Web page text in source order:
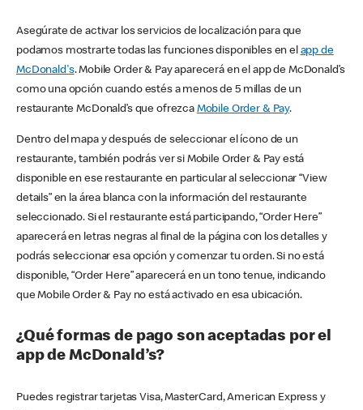
Asegúrate de activar los servicios de localización para que
podamos mostrarte todas las funciones disponibles en el app de
McDonald's. Mobile Order & Pay aparecerá en el app de McDonald’s
como una opción cuando estés a menos de 5 millas de un
restaurante McDonald’s que ofrezca Mobile Order & Pay.
Dentro del mapa y después de seleccionar el ícono de un
restaurante, también podrás ver si Mobile Order & Pay está
disponible en ese restaurante en particular al seleccionar “View
details” en la área blanca con la información del restaurante
seleccionado. Si el restaurante está participando, “Order Here”
aparecerá en letras negras al final de la página con los detalles y
podrás seleccionar esa opción y comenzar tu orden. Si no está
disponible, “Order Here” aparecerá en un tono tenue, indicando
que Mobile Order & Pay no está activado en esa ubicación.
¿Qué formas de pago son aceptadas por el
app de McDonald’s?
Puedes registrar tarjetas Visa, MasterCard, American Express y